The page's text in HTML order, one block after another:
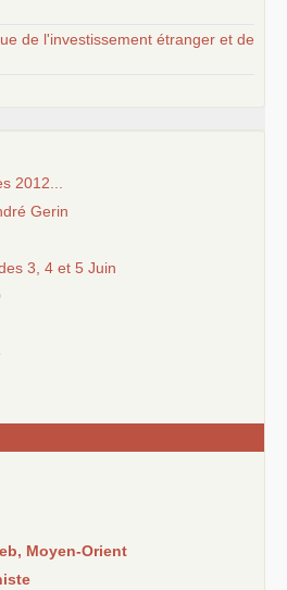
de l'investissement étranger et de
2012...
Gerin
3, 4 et 5 Juin
Moyen-Orient